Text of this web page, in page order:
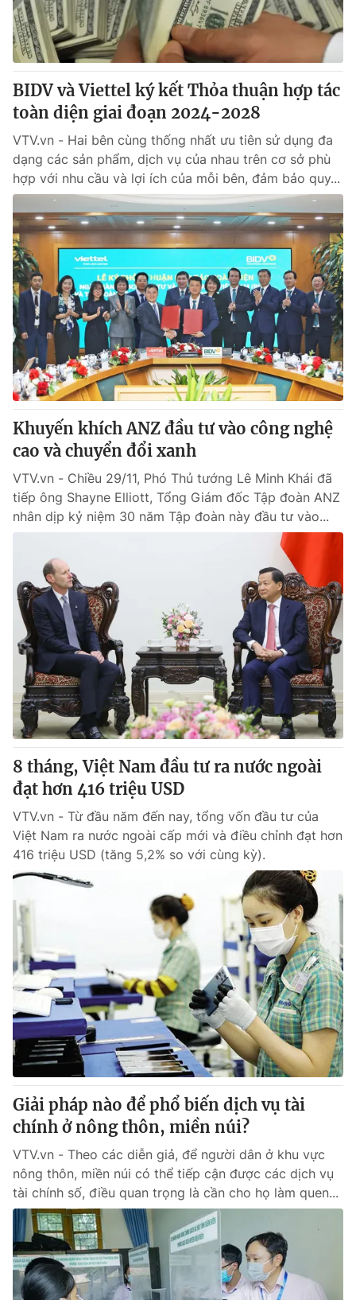
BIDV và Viettel ký kết Thỏa thuận hợp tác
toàn diện giai đoạn 2024-2028
VTV.vn - Hai bên cùng thống nhất ưu tiên sử dụng đa
dạng các sản phẩm, dịch vụ của nhau trên cơ sở phù
hợp với nhu cầu và lợi ích của mỗi bên, đảm bảo quy...
Khuyến khích ANZ đầu tư vào công nghệ
cao và chuyển đổi xanh
VTV.vn - Chiều 29/11, Phó Thủ tướng Lê Minh Khái đã
tiếp ông Shayne Elliott, Tổng Giám đốc Tập đoàn ANZ
nhân dịp kỷ niệm 30 năm Tập đoàn này đầu tư vào...
8 tháng, Việt Nam đầu tư ra nước ngoài
đạt hơn 416 triệu USD
VTV.vn - Từ đầu năm đến nay, tổng vốn đầu tư của
Việt Nam ra nước ngoài cấp mới và điều chỉnh đạt hơn
416 triệu USD (tăng 5,2% so với cùng kỳ).
Giải pháp nào để phổ biến dịch vụ tài
chính ở nông thôn, miền núi?
VTV.vn - Theo các diễn giả, để người dân ở khu vực
nông thôn, miền núi có thể tiếp cận được các dịch vụ
tài chính số, điều quan trọng là cần cho họ làm quen...